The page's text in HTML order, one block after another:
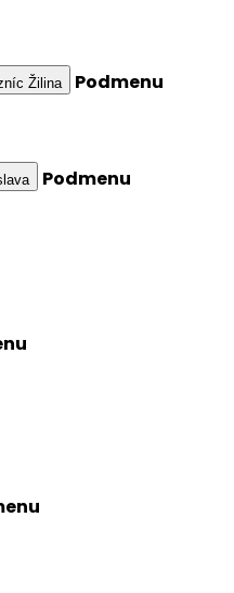
Žilina
Podmenu
Podmenu